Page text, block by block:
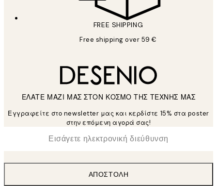
FREE SHIPPING
Free shipping over 59 €
ΕΛΑΤΕ ΜΑΖΙ ΜΑΣ ΣΤΟΝ ΚΟΣΜΟ ΤΗΣ ΤΕΧΝΗΣ ΜΑΣ
Εγγραφείτε στο newsletter μας και κερδίστε 15% στα poster
στην επόμενη αγορά σας!
Ηλεκτρονική Διεύθυνση
ΑΠΟΣΤΟΛΉ